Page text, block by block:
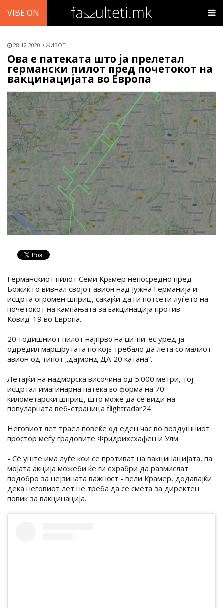
VIBE ON
28.12.2020 ЖИВОТ
Ова е патеката што ја прелетал
германски пилот пред почетокот на
вакцинацијата во Европа
Германскиот пилот Семи Крамер непосредно пред
Божиќ го вивнал својот авион над Јужна Германија и
исцрта огромен шприц, сакајќи да ги потсети луѓето на
почетокот на кампањата за вакцинација против
Ковид-19 во Европа.
20-годишниот пилот најпрво на џи-пи-ес уред ја
одредил маршрутата по која требало да лета со малиот
авион од типот „дајмонд ДА-20 катана“.
Летајќи на надморска височина од 5.000 метри, тој
исцртал имагинарна патека во форма на 70-
километарски шприц, што може да се види на
популарната веб-страница flightradar24.
Неговиот лет траел повеќе од еден час во воздушниот
простор меѓу градовите Фридрихсхафен и Улм.
- Сè уште има луѓе кои се противат на вакцинацијата, па
мојата акција можеби ќе ги охрабри да размислат
подобро за нејзината важност - вели Крамер, додавајќи
дека неговиот лет не треба да се смета за директен
повик за вакцинација.